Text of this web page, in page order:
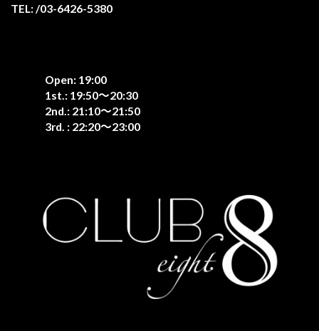
TEL: /03-6426-5380
Open: 19:00
1st.: 19:50〜20:30
2nd.: 21:10〜21:50
3rd. : 22:20〜23:00